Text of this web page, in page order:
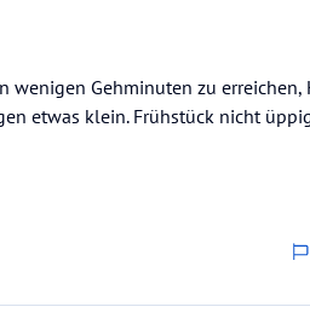
wenigen Gehminuten zu erreichen,
etwas klein. Frühstück nicht